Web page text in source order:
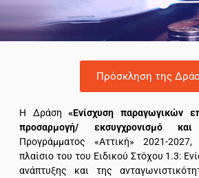
Πρόσκληση της
Η Δράση«Ενίσχυση παραγωγικών
προσαρμογή/ εκσυγχρονισμό
Προγράμματος «Αττική» 2021-
πλαίσιο του του Ειδικού Στόχου 1.3:
ανάπτυξης και της